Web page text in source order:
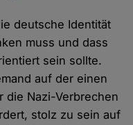
deutsche Identität
muss und dass
sein sollte.
auf der einen
die Nazi-Verbrechen
stolz zu sein auf